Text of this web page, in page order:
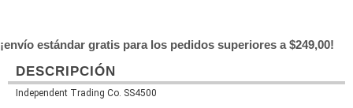
¡envío estándar gratis para los pedidos superiores a $249,00!
DESCRIPCIÓN
Independent Trading Co. SS4500